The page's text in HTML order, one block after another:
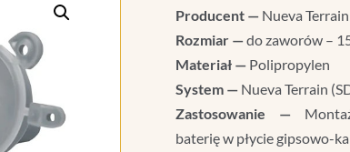
Producent —Nueva Terrain
Rozmiar —do zaworów –
Materiał —Polipropylen
System —Nueva Terrain
Zastosowanie —
baterię w płycie gipsowo-